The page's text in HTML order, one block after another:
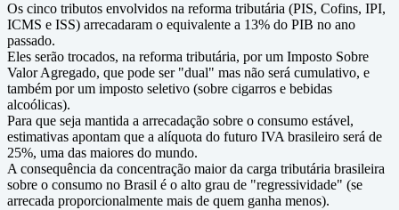
Os cinco tributos envolvidos na reforma tributária (PIS, Cofins, IPI,
ICMS e ISS) arrecadaram o equivalente a 13% do PIB no ano
passado.
Eles serão trocados, na reforma tributária, por um Imposto Sobre
Valor Agregado, que pode ser "dual" mas não será cumulativo, e
também por um imposto seletivo (sobre cigarros e bebidas
alcoólicas).
Para que seja mantida a arrecadação sobre o consumo estável,
estimativas apontam que a alíquota do futuro IVA brasileiro será de
25%, uma das maiores do mundo.
A consequência da concentração maior da carga tributária brasileira
sobre o consumo no Brasil é o alto grau de "regressividade" (se
arrecada proporcionalmente mais de quem ganha menos).